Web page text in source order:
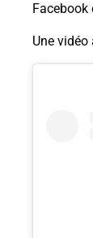
Facebook
Une